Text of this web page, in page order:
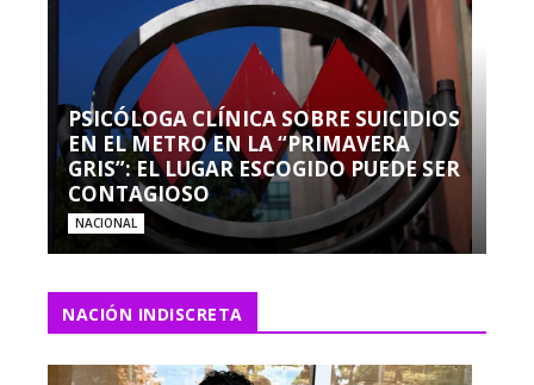
PSICÓLOGA CLÍNICA SOBRE SUICIDIOS
EN EL METRO EN LA “PRIMAVERA
GRIS”: EL LUGAR ESCOGIDO PUEDE SER
CONTAGIOSO
NACIONAL
NACIÓN INDISCRETA